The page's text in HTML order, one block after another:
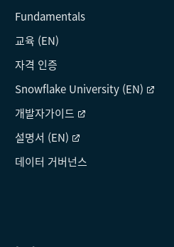
Fundamentals
교육 (EN)
자격 인증
Snowflake University (EN)
개발자가이드
설명서 (EN)
데이터 거버넌스